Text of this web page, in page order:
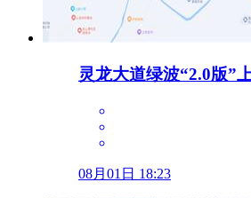
灵龙大道绿波“2.0版”
08月01日 18:23